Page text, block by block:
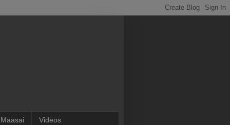
Videos